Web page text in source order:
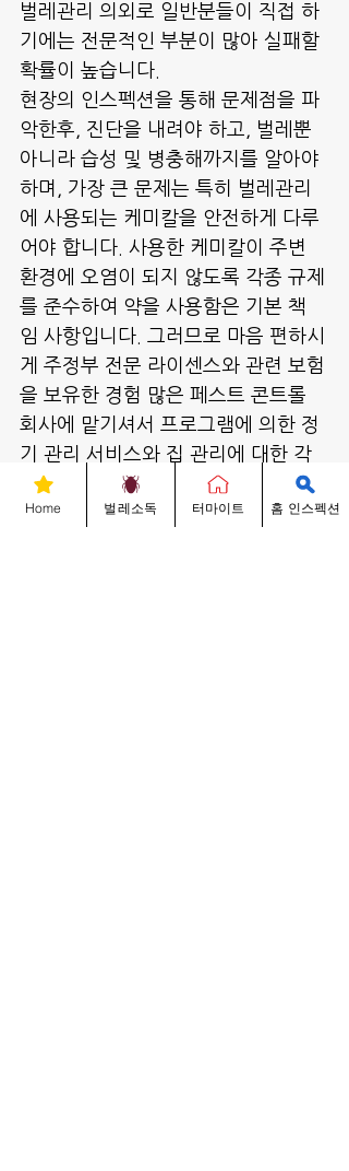
벌레관리 의외로 일반분들이 직접 하
기에는 전문적인 부분이 많아 실패할
확률이 높습니다.
현장의 인스펙션을 통해 문제점을 파
악한후, 진단을 내려야 하고, 벌레뿐
아니라 습성 및 병충해까지를 알아야
하며, 가장 큰 문제는 특히 벌레관리
에 사용되는 케미칼을 안전하게 다루
어야 합니다. 사용한 케미칼이 주변
환경에 오염이 되지 않도록 각종 규제
를 준수하여 약을 사용함은 기본 책
임 사항입니다. 그러므로 마음 편하시
게 주정부 전문 라이센스와 관련 보험
을 보유한 경험 많은 페스트 콘트롤
회사에 맡기셔서 프로그램에 의한 정
기 관리 서비스와 집 관리에 대한 각
종 어드바이스를 받으시기를 적극 권
해 드립니다.
Home 벌레소독 터마이트 홈 인스펙션